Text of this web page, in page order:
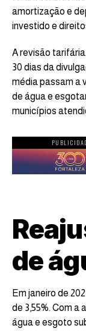
amortização e
investido e
A revisão
30 dias da
média passam a
de água e
municípios
de
Em janeiro de
de 3,55%. Com a
água e esgoto